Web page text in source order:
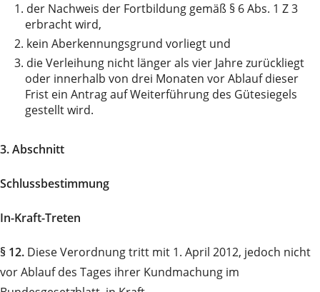
1. der Nachweis der Fortbildung gemäß § 6 Abs. 1 Z 3
erbracht wird,
2. kein Aberkennungsgrund vorliegt und
3. die Verleihung nicht länger als vier Jahre zurückliegt
oder innerhalb von drei Monaten vor Ablauf dieser
Frist ein Antrag auf Weiterführung des Gütesiegels
gestellt wird.
3. Abschnitt
Schlussbestimmung
In-Kraft-Treten
§ 12. Diese Verordnung tritt mit 1. April 2012, jedoch nicht
vor Ablauf des Tages ihrer Kundmachung im